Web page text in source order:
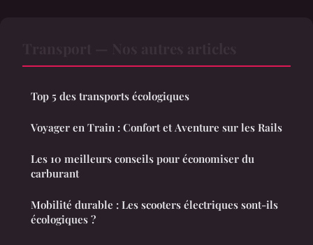
Top 5 des transports écologiques
Voyager en Train : Confort et Aventure sur les Rails
Les 10 meilleurs conseils pour économiser du
carburant
Mobilité durable : Les scooters électriques sont-ils
écologiques ?